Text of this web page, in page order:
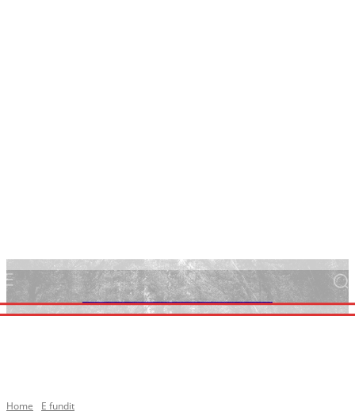
FOCUS ALBANIA
Home E fundit